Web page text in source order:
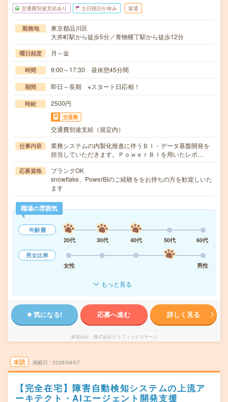
交通費別途支給あり 土日祝日が休み 派遣
勤務地
東京都品川区
大井町駅から徒歩5分／青物横丁駅から徒歩12分
曜日頻度 月～金
時間 9:00～17:30 昼休憩45分間
期間 即日～長期 ※スタート日応相！
時給 2500円
交通費
交通費別途支給（規定内）
仕事内容
業務システムの内製化推進に伴うＢＩ・データ基盤開発を
担当していただきます。ＰｏｗｅｒＢＩを用いたレポ…
応募資格
ブランクOK
snowflake、PowerBIのご経験ををお持ちの方を歓迎しいた
ます
職場の雰囲気
年齢層
20代
30代 40代 50代
60代
男女比率
女性
男性
もっと見る
気になる! 応募へ進む 詳しく見る
派遣会社 株式会社グラフィックステージ
未読 掲載日 2026/08/07
【完全在宅】障害自動検知システムの上流ア
ーキテクト・AIエージェント開発支援